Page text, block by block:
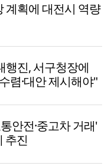
계획에 대전시 역량
행진, 서구청장에
렴·대안 제시해야"
안전·중고차 거래'
추진